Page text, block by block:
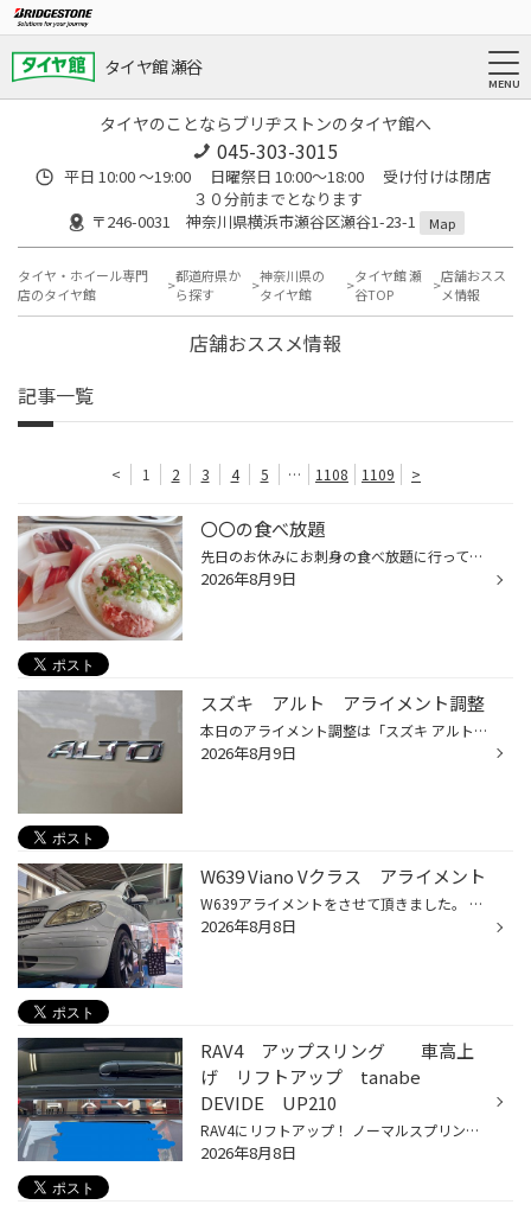
タイヤ館 瀬谷
タイヤのことならブリヂストンのタイヤ館へ
045-303-3015
平日 10:00 ～19:00 日曜祭日 10:00～18:00 受け付けは閉店
３０分前までとなります
〒246-0031 神奈川県横浜市瀬谷区瀬谷1-23-1
Map
タイヤ・ホイール専門
店のタイヤ館
都道府県か
ら探す
神奈川県の
タイヤ館
タイヤ館 瀬
谷TOP
店舗おスス
メ情報
店舗おススメ情報
記事一覧
< 1 2 3 4 5 … 1108 1109 >
〇〇の食べ放題
先日のお休みにお刺身の食べ放題に行ってきました。 前回も行きましたが不完全燃焼で終わってしまったので、今回はリベンジも兼ねて再トライです。 席に案内されルールを聞いて食べ放題がスタートしました。 新鮮で肉厚のお刺身を食べてきました。 先ずは一回目 お刺身盛り合わせとマグロネギトロ丼...
2026年8月9日
スズキ アルト アライメント調整
本日のアライメント調整は「スズキ アルト」です。 こちらのお客様は右前の足回り部品を交換されたのでアライメント調整のご依頼を受けました。 さっそく機械を取付け診断をしてみました。 部品交換された右フロントのトーが基準値からズレてますね。 アルトは調整箇所が前のトー調整となります。 ...
2026年8月9日
W639 Viano Vクラス アライメント
W639アライメントをさせて頂きました。 こちらの車は、フロントがスプリングでリアがエアサスです。 調整ケ所は リア トー フロント キャンバー・トー なっています。ただエアサスの調整も在るので時間がかかります。 リアのエアサスバックはそろそろ交換時期かも知れませんね～ 破けてしまうとエア...
2026年8月8日
RAV4 アップスリング 車高上
げ リフトアップ tanabe
DEVIDE UP210
RAV4にリフトアップ！ ノーマルスプリングからtanabe DEVIDE UP210に交換です。リフトアップになるので車体の雰囲気がとても変わるのが楽しみですね。IDE UP210 DEVI まずはフロントです。 タイヤハウス内に(赤いスプリング)がとてもいいですね～ こちらはリアスプリングです。 スタイルはこんな感...
2026年8月8日